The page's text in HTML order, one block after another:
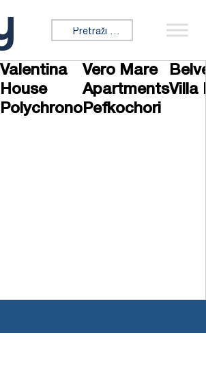
Tražiti:
Valentina
House
Polychrono
Vero Mare
Apartments
Pefkochori
Villa